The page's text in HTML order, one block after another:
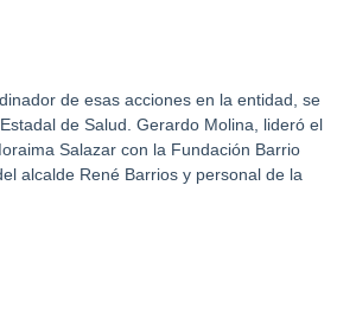
de esas acciones en la entidad, se
de Salud. Gerardo Molina, lideró el
Salazar con la Fundación Barrio
alcalde René Barrios y personal de la